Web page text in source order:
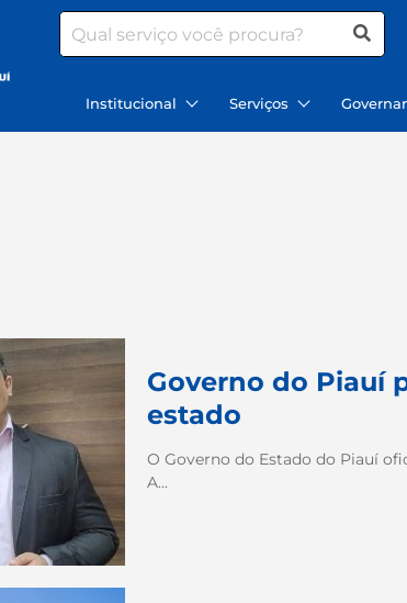
Search
Institucional Serviços
Governo do Piauí
estado
O Governo do Estado do Piauí
A...